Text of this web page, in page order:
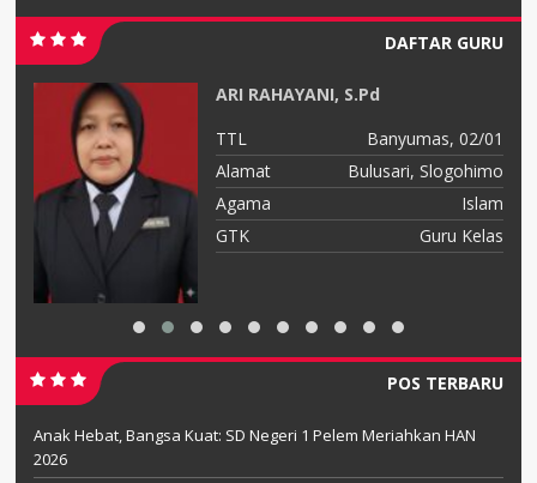
DAFTAR GURU
ARI RAHAYANI, S.Pd
TTL
Banyumas, 02/01
Alamat
Bulusari, Slogohimo
Agama
Islam
GTK
Guru Kelas
POS TERBARU
Anak Hebat, Bangsa Kuat: SD Negeri 1 Pelem Meriahkan HAN
2026